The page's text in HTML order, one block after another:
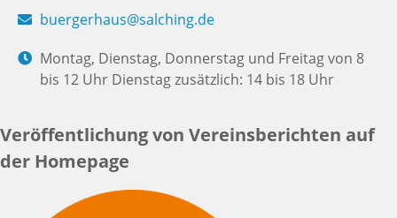
buergerhaus@salching.de
Montag, Dienstag, Donnerstag und Freitag von 8
bis 12 Uhr Dienstag zusätzlich: 14 bis 18 Uhr
Veröffentlichung von Vereinsberichten auf
der Homepage